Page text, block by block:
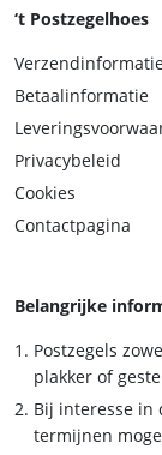
‘t Postzegelhoes
Betaalinformatie
Privacybeleid
Cookies
Contactpagina
Belangrijke
Postzegels
plakker of
Bij interesse in
termijnen